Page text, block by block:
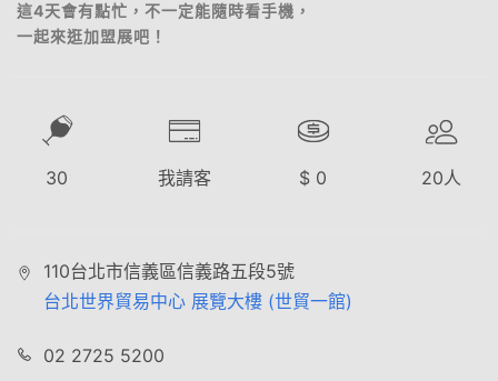
這4天會有點忙，不一定能隨時看手機，
一起來逛加盟展吧！
30 我請客 $ 0 20人
110台北市信義區信義路五段5號
台北世界貿易中心 展覽大樓 (世貿一館)
02 2725 5200